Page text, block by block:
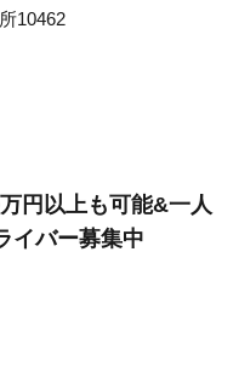
10462
円以上も可能&一人
イバー募集中